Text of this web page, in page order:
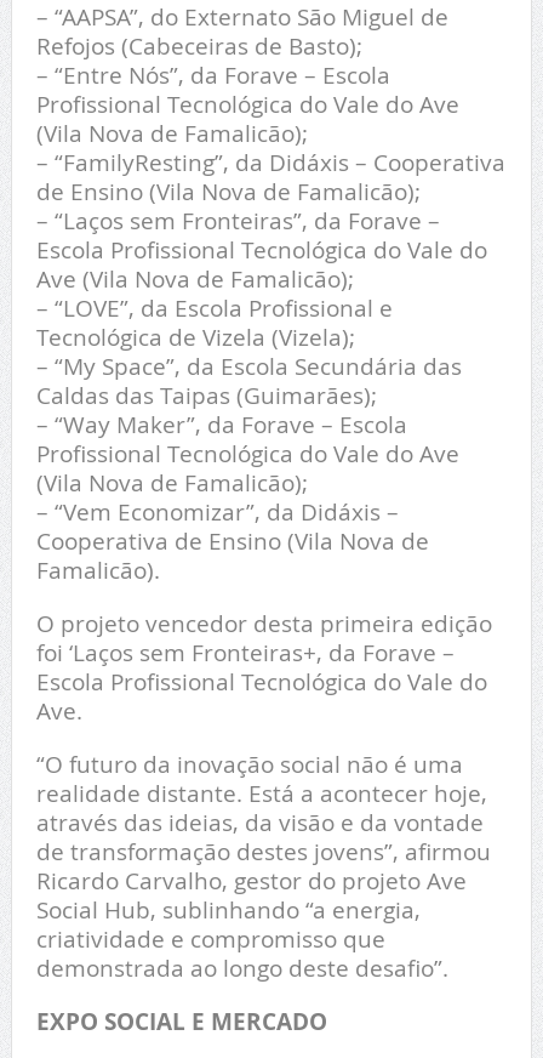
– “AAPSA”, do Externato São Miguel de
Refojos (Cabeceiras de Basto);
– “Entre Nós”, da Forave – Escola
Profissional Tecnológica do Vale do Ave
(Vila Nova de Famalicão);
– “FamilyResting”, da Didáxis – Cooperativa
de Ensino (Vila Nova de Famalicão);
– “Laços sem Fronteiras”, da Forave –
Escola Profissional Tecnológica do Vale do
Ave (Vila Nova de Famalicão);
– “LOVE”, da Escola Profissional e
Tecnológica de Vizela (Vizela);
– “My Space”, da Escola Secundária das
Caldas das Taipas (Guimarães);
– “Way Maker”, da Forave – Escola
Profissional Tecnológica do Vale do Ave
(Vila Nova de Famalicão);
– “Vem Economizar”, da Didáxis –
Cooperativa de Ensino (Vila Nova de
Famalicão).
O projeto vencedor desta primeira edição
foi ‘Laços sem Fronteiras+, da Forave –
Escola Profissional Tecnológica do Vale do
Ave.
“O futuro da inovação social não é uma
realidade distante. Está a acontecer hoje,
através das ideias, da visão e da vontade
de transformação destes jovens”, afirmou
Ricardo Carvalho, gestor do projeto Ave
Social Hub, sublinhando “a energia,
criatividade e compromisso que
demonstrada ao longo deste desafio”.
EXPO SOCIAL E MERCADO